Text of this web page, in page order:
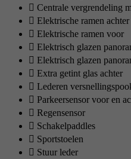
Centrale vergrendeling
Elektrische ramen achter
Elektrische ramen voor
Elektrisch glazen
Elektrisch glazen
Extra getint glas achter
Lederen
Parkeersensor voor en
Regensensor
Schakelpaddles
Sportstoelen
Stuur leder